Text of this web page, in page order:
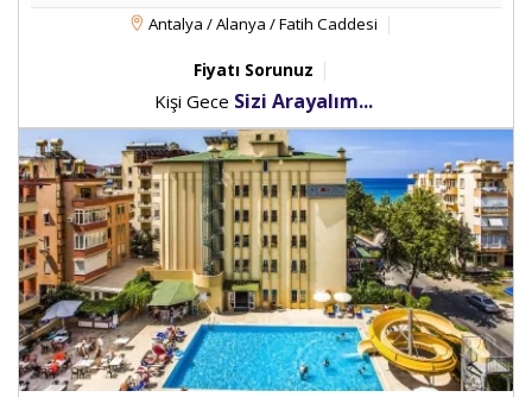
Antalya / Alanya / Fatih Caddesi
Fiyatı Sorunuz
Kişi Gece Sizi Arayalım...